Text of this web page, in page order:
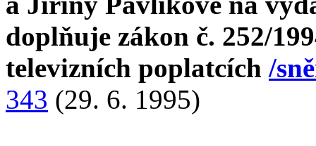
doplňuje zákon č. 252/
televizních poplatcích /
343 (29. 6. 1995)